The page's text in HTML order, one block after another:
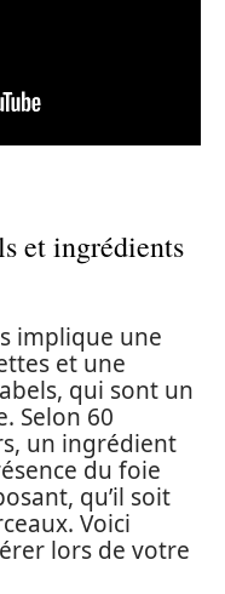
et ingrédients
implique une
et une
qui sont un
Selon 60
un ingrédient
du foie
qu’il soit
Voici
lors de votre